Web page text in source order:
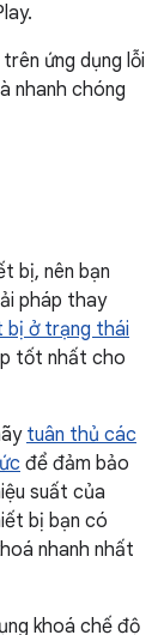
ứng dụng lỗi
nhanh chóng
bị, nên bạn
pháp thay
bị ở trạng thái
tốt nhất cho
tuân thủ các
để đảm bảo
suất của
bị bạn có
nhanh nhất
khoá chế độ